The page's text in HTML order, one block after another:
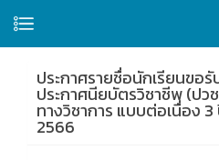
ประกาศรายชื่อนักเรียนขอ
ประกาศนียบัตรวิชาชีพ (ปว
ทางวิชาการ แบบต่อเนื่อง
2566